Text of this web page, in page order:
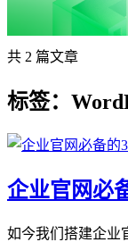
共 2 篇文章
标签：
企业官网必
如今我们搭建企业